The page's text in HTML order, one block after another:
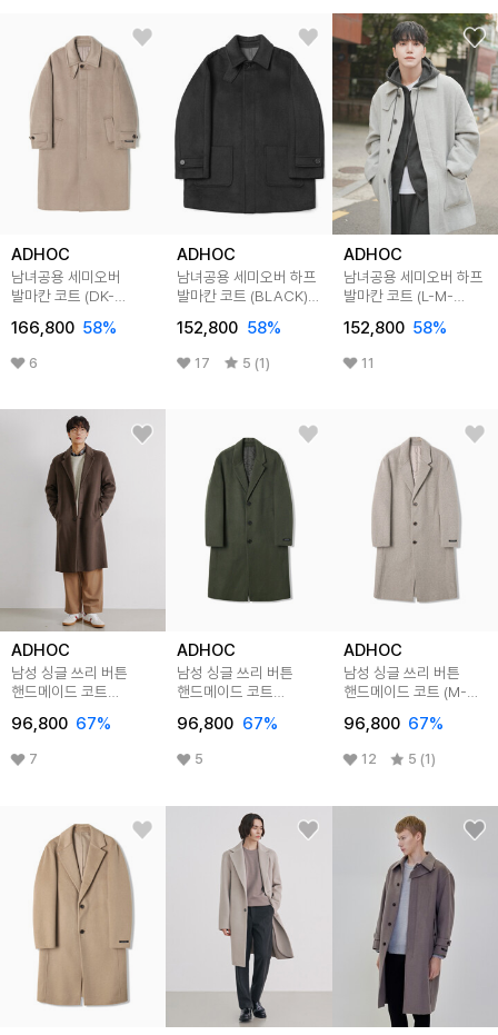
ADHOC
남녀공용 세미오버
발마칸 코트 (DK-
166,800 58%
6
ADHOC
남녀공용 세미오버 하프
발마칸 코트 (BLACK)
152,800 58%
17 5 (1)
ADHOC
남녀공용 세미오버 하프
발마칸 코트 (L-M-
152,800 58%
11
ADHOC
남성 싱글 쓰리 버튼
핸드메이드 코트
96,800 67%
7
ADHOC
남성 싱글 쓰리 버튼
핸드메이드 코트
96,800 67%
5
ADHOC
남성 싱글 쓰리 버튼
핸드메이드 코트 (M-
96,800 67%
12 5 (1)